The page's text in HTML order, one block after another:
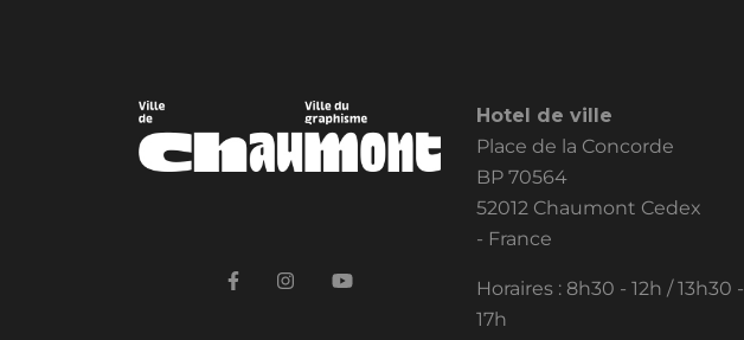
Hotel de ville
Place de la Concorde
BP 70564
52012 Chaumont Cedex
- France
Horaires : 8h30 - 12h / 13h30 -
17h